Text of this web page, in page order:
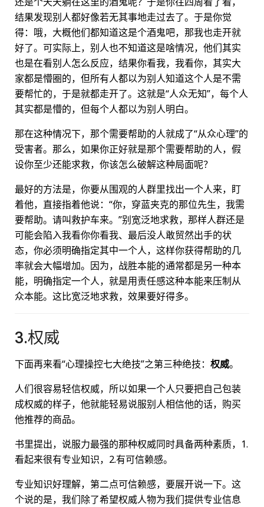
结果发现别人都好像若无其事地走过去了。于是你觉
得：哦，大概他们都知道这是个酒鬼吧，那我也走开就
好了。可实际上，别人也不知道这是啥情况，他们其实
也是在看别人怎么反应，结果你看我，我看你，其实大
家都是懵圈的，但所有人都以为别人知道这个人是不需
要帮忙的，于是就都走开了。这就是“人众无知”，每个人
其实都是懵的，但每个人都以为别人明白。
那在这种情况下，那个需要帮助的人就成了“从众心理”的
受害者。那么，如果你正好就是那个需要帮助的人，假
设你至少还能求救，你该怎么破解这种局面呢？
最好的方法是，你要从围观的人群里找出一个人来，盯
着他，直接指着他说：“你，穿蓝夹克的那位先生，我需
要帮助。请叫救护车来。”别宽泛地求救，那样人群还是
可能会陷入我看你你看我、最后没人敢贸然出手的状
态，你必须明确指定其中一个人，这样你获得帮助的几
率就会大幅增加。因为，战胜本能的通常都是另一种本
能，明确指定一个人，就是用责任感这种本能来压制从
众本能。这比宽泛地求救，效果要好得多。
3.权威
下面再来看“心理操控七大绝技”之第三种绝技： 权威。
人们很容易轻信权威，所以如果一个人只要把自己包装
成权威的样子，他就能轻易说服别人相信他的话，购买
他推荐的商品。
书里提出，说服力最强的那种权威同时具备两种素质，1.
看起来很有专业知识，2.有可信赖感。
专业知识好理解，第二点可信赖感，要展开说一下。这
个说的是，我们除了希望权威人物为我们提供专业信息